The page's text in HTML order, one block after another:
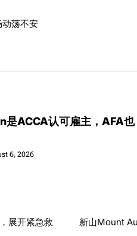
荡不安
是ACCA认可雇主，AFA也
6, 2026
展开紧急救
新山Mount